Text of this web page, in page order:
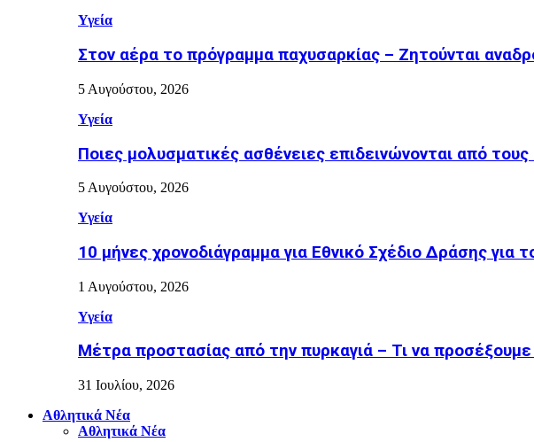
Υγεία
Στον αέρα το πρόγραμμα παχυσαρκίας – Ζητούνται
5 Αυγούστου, 2026
Υγεία
Ποιες μολυσματικές ασθένειες επιδεινώνονται από
5 Αυγούστου, 2026
Υγεία
10 μήνες χρονοδιάγραμμα για Εθνικό Σχέδιο Δράσης για
1 Αυγούστου, 2026
Υγεία
Μέτρα προστασίας από την πυρκαγιά – Τι να
31 Ιουλίου, 2026
Αθλητικά Νέα
Αθλητικά Νέα